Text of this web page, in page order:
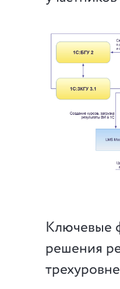
Ключевые
решения